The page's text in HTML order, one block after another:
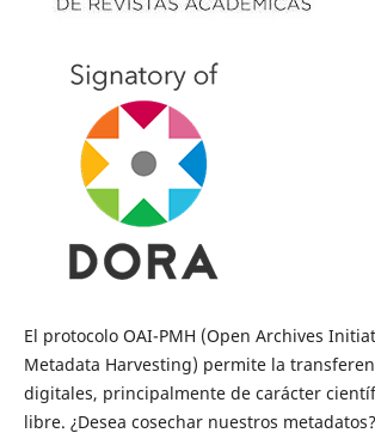
El protocolo OAI-PMH (Open Archives
Metadata Harvesting) permite la
digitales, principalmente de carácter
libre. ¿Desea cosechar nuestros